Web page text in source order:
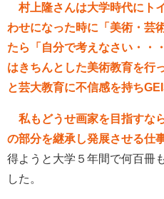
村上隆さんは大学時代にト
わせになった時に「美術・芸
たら「自分で考えなさい・・
はきちんとした美術教育を行
と芸大教育に不信感を持ち
私もどうせ画家を目指すな
の部分を継承し発展させる仕
得ようと大学５年間で何百冊
した。